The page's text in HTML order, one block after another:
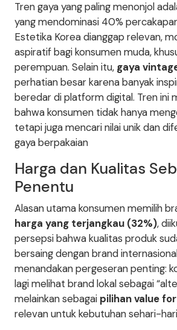
Tren gaya yang paling menonjol
yang mendominasi 40%
Estetika Korea dianggap relevan,
aspiratif bagi konsumen muda,
perempuan. Selain itu, gaya
perhatian besar karena banyak
beredar di platform digital. Tren ini
bahwa konsumen tidak hanya
tetapi juga mencari nilai unik dan
gaya berpakaian
Harga dan Kualitas
Penentu
Alasan utama konsumen memilih
harga yang terjangkau (32%),
persepsi bahwa kualitas produk
bersaing dengan brand
menandakan pergeseran penting:
lagi melihat brand lokal sebagai
melainkan sebagai pilihan value
relevan untuk kebutuhan sehari-hari